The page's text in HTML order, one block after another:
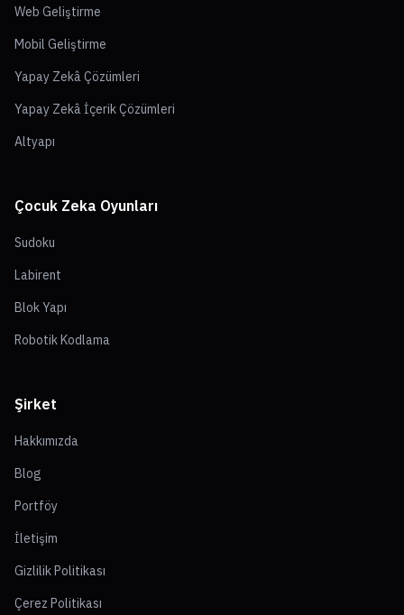
Web Geliştirme
Mobil Geliştirme
Yapay Zekâ Çözümleri
Yapay Zekâ İçerik Çözümleri
Altyapı
Çocuk Zeka Oyunları
Sudoku
Labirent
Blok Yapı
Robotik Kodlama
Şirket
Hakkımızda
Blog
Portföy
İletişim
Gizlilik Politikası
Çerez Politikası